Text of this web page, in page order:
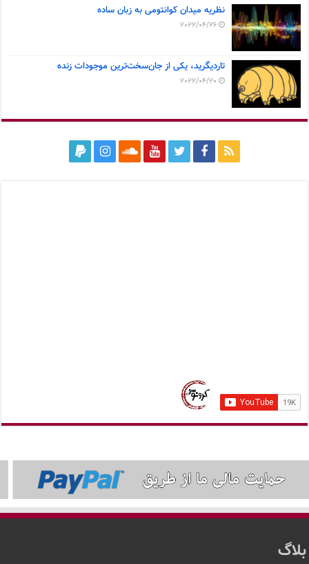
نظریه میدان کوانتومی به زبان ساده
2022/04/26
تاردیگرید، یکی از جان‌سخت‌ترین موجودات زنده
2022/04/20
بلاگ